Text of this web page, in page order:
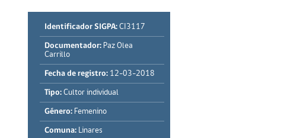
Identificador SIGPA: CI3117
Documentador: Paz Olea
Carrillo
Fecha de registro: 12-03-2018
Tipo: Cultor individual
Género: Femenino
Comuna: Linares